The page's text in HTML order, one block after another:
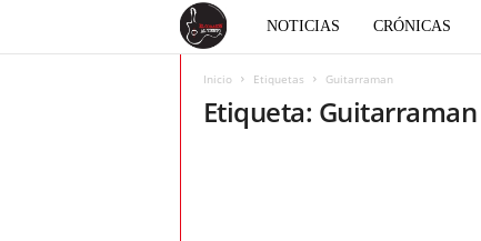
NOTICIAS CRÓNICAS
Inicio Etiquetas Guitarraman
Etiqueta: Guitarraman